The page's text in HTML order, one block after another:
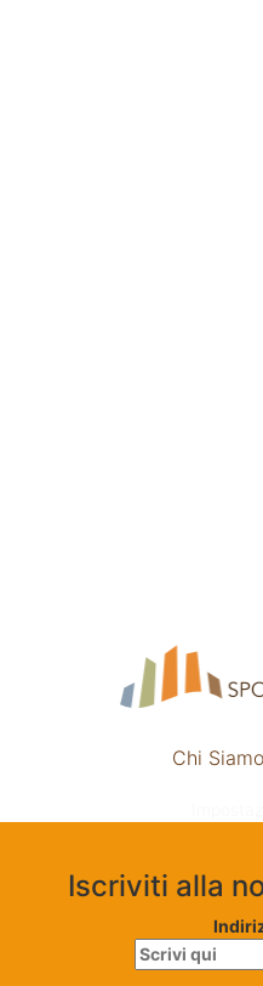
Chi Siamo
Iscriviti alla